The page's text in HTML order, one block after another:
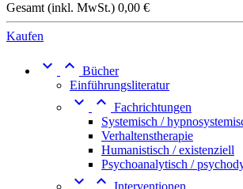
Gesamt (inkl. MwSt.) 0,00 €
Kaufen
  Bücher
Einführungsliteratur
  Fachrichtungen
Systemisch /
Verhaltenstherapie
Humanistisch / existenziell
Psychoanalytisch /
  Interventionen